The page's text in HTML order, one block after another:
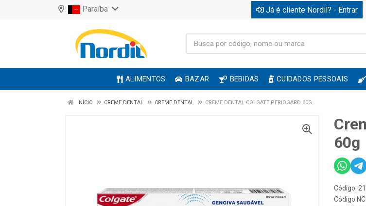
Paraíba Já é cliente Nordil? - Entrar
ALIMENTOS BAZAR BEBIDAS CUIDADOS PESSOAIS
INÍCIO CREME DENTAL CREME DENTAL CREME DENTAL COLGATE PERIOGARD 60G
60g
Código:
Código